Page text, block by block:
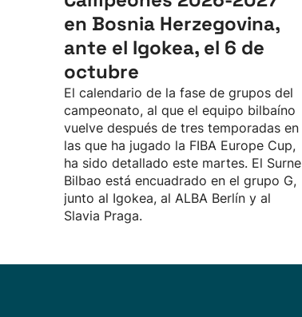
en Bosnia Herzegovina,
ante el Igokea, el 6 de
octubre
El calendario de la fase de grupos del
campeonato, al que el equipo bilbaíno
vuelve después de tres temporadas en
las que ha jugado la FIBA Europe Cup,
ha sido detallado este martes. El Surne
Bilbao está encuadrado en el grupo G,
junto al Igokea, al ALBA Berlín y al
Slavia Praga.